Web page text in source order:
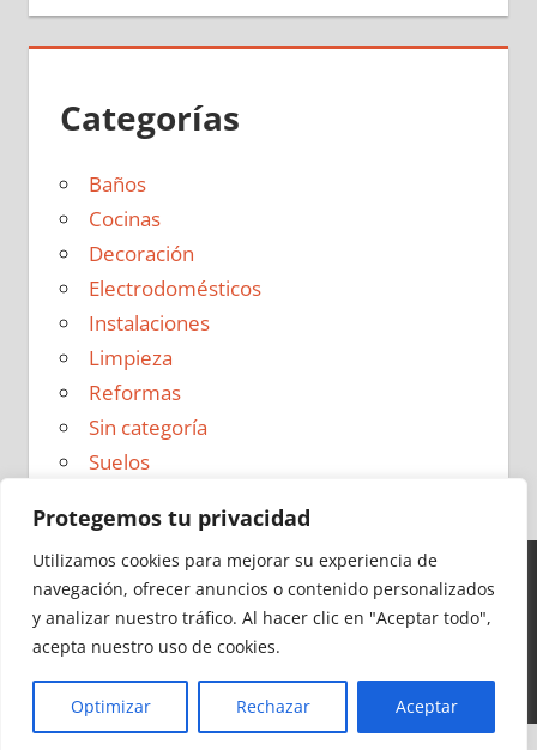
Protegemos tu privacidad
Utilizamos cookies para mejorar su experiencia de
navegación, ofrecer anuncios o contenido personalizados
y analizar nuestro tráfico. Al hacer clic en "Aceptar todo",
acepta nuestro uso de cookies.
Optimizar Rechazar Aceptar
Categorías
Baños
Cocinas
Decoración
Electrodomésticos
Instalaciones
Limpieza
Reformas
Sin categoría
Suelos
Ideas para Reformas en 2026 - Todos los derechos
reservados -Política de Privacidad |Aviso Legal|Política
CerrarMás información|Y más|Y más